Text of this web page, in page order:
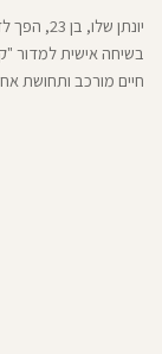
יונתן
בשיחה אישית למדור
חיים מורכב ותחושת